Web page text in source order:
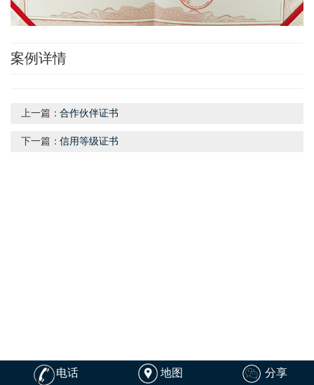
案例详情
上一篇：合作伙伴证书
下一篇：信用等级证书
电话 地图 分享